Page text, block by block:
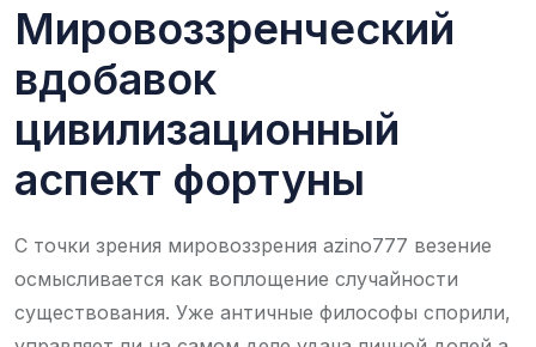
Мировоззренческий
вдобавок
цивилизационный
аспект фортуны
С точки зрения мировоззрения azino777 везение
осмысливается как воплощение случайности
существования. Уже античные философы спорили,